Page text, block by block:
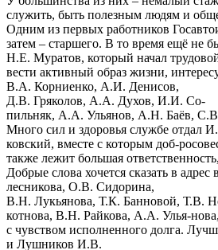
служить, быть полезным людям и
Одним из первых работников
затем – старшего. В то время ещё не
Н.Е. Муратов, который начал
вести активный образ жизни,
В.А. Корниенко, А.И. Денисов,
Д.В. Гряколов, А.А. Духов, И.И. Со-
пильняк, А.А. Ульянов, А.Н. Баёв,
Много сил и здоровья службе отдал
ковский, вместе с которым доб-
также лежит большая
Добрые слова хочется сказать в
лесникова, О.В. Сидорина,
В.Н. Лукьянова, Т.К. Банновой, Т.В.
котнова, В.Н. Райкова, А.А. Улья-
с чувством исполненного долга.
и Лушников И.В.